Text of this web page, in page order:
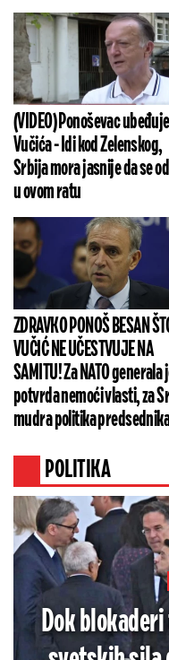
(VIDEO) Ponoševac ubeđuje
Vučića - Idi kod Zelenskog,
Srbija mora jasnije da se
u ovom ratu
ZDRAVKO PONOŠ BESAN
VUČIĆ NE UČESTVUJE NA
SAMITU! Za NATO generala
potvrda nemoći vlasti, za
mudra politika
POLITIKA
Dok